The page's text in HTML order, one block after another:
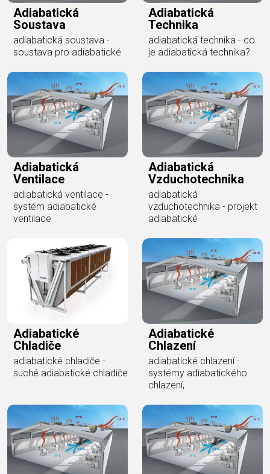
Adiabatická
Soustava
adiabatická soustava -
soustava pro adiabatické
Adiabatická
Technika
adiabatická technika - co
je adiabatická technika?
Adiabatická
Ventilace
adiabatická ventilace -
systém adiabatické
ventilace
Adiabatická
Vzduchotechnika
adiabatická
vzduchotechnika - projekt
adiabatické
Adiabatické
Chladiče
adiabatické chladiče -
suché adiabatické chladiče
Adiabatické
Chlazení
adiabatické chlazení -
systémy adiabatického
chlazení,